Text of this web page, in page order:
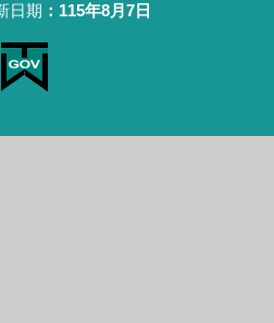
日期 115年8月7日